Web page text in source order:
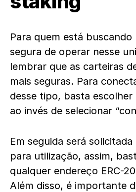
Para quem está
segura de operar nesse
lembrar que as carteiras
mais seguras. Para
desse tipo, basta escolher
ao invés de selecionar
Em seguida será
para utilização, assim,
qualquer endereço ERC-
Além disso, é importante